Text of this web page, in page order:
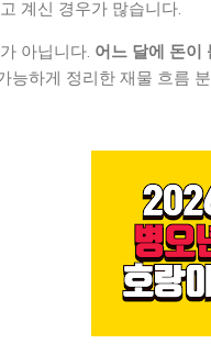
계신 경우가 많습니다.
아닙니다. 어느 달에 돈이
능하게 정리한 재물 흐름